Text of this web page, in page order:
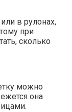
в рулонах,
при
сколько
можно
она